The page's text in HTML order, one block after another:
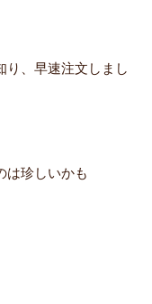
り、早速注文しまし
は珍しいかも